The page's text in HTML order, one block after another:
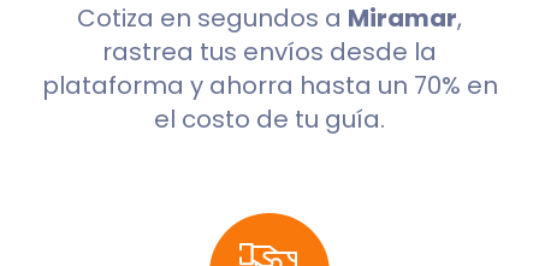
Cotiza en segundos a Miramar,
rastrea tus envíos desde la
plataforma y ahorra hasta un 70% en
el costo de tu guía.